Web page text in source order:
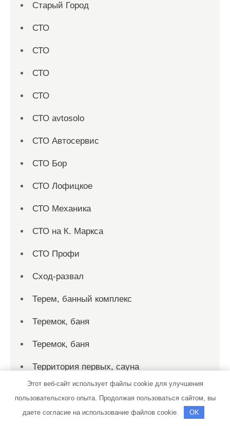
Старый Город
СТО
СТО
СТО
СТО
СТО avtosolo
СТО Автосервис
СТО Бор
СТО Лофицкое
СТО Механика
СТО на К. Маркса
СТО Профи
Сход-развал
Терем, банный комплекс
Теремок, баня
Теремок, баня
Территория первых, сауна
Технопарк, автотехцентр для корейских,
японских и немецких автомобилей
Этот веб-сайт использует файлы cookie для улучшения
пользовательского опыта. Продолжая пользоваться сайтом, вы
даете согласие на использование файлов cookie.
OK